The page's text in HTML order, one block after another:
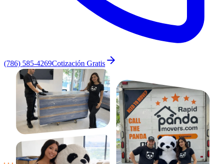
(786) 585-4269Cotización Gratis